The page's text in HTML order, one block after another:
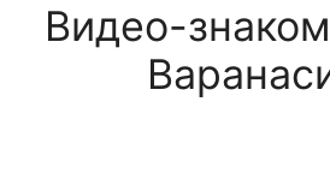
Видео-